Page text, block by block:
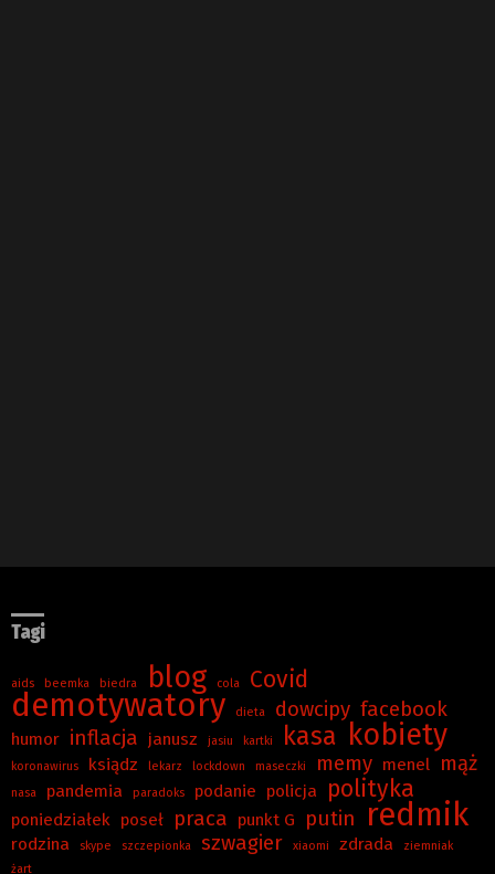
Tagi
aids beemka biedra blog cola Covid
demotywatory dieta dowcipy facebook
humor inflacja janusz jasiu kartki kasa kobiety
koronawirus ksiądz lekarz lockdown maseczki memy menel mąż
nasa pandemia paradoks podanie policja polityka
poniedziałek poseł praca punkt G putin redmik
rodzina skype szczepionka szwagier xiaomi zdrada
ziemniak
żart